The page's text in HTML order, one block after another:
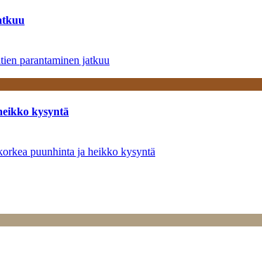
parantaminen jatkuu
kysyntä
puunhinta ja heikko kysyntä